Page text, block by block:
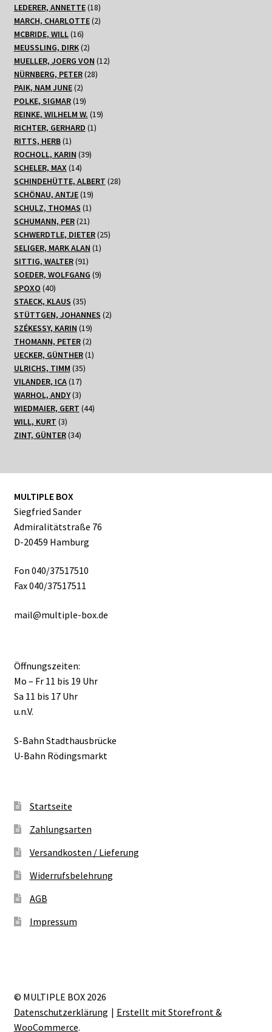
Produkte
LEDERER, ANNETTE 1818
Produkte
MARCH, CHARLOTTE 22
MCBRIDE, WILL 1616
Produkte
MEUSSLING, DIRK 22
Produkte
MUELLER, JOERG VON 1212
NÜRNBERG, PETER 2828
PAIK, NAM JUNE 22
Produkte
POLKE, SIGMAR 1919
Produkte
REINKE, WILHELM W. 1919
RICHTER, GERHARD 11
RITTS, HERB 11
Produkt
ROCHOLL, KARIN 3939
SCHELER, MAX 1414
Produkte
SCHINDEHÜTTE, ALBERT 2828
SCHÖNAU, ANTJE 1919
Produkte
SCHULZ, THOMAS 11
Produkt
SCHUMANN, PER 2121
Produkte
SCHWERDTLE, DIETER 2525
SELIGER, MARK ALAN 11
SITTIG, WALTER 9191
Produkte
SOEDER, WOLFGANG 99
SPOXO 4040
Produkte
STAECK, KLAUS 3535
Produkte
STÜTTGEN, JOHANNES 22
SZÉKESSY, KARIN 1919
Produkte
THOMANN, PETER 22
Produkte
UECKER, GÜNTHER 11
ULRICHS, TIMM 3535
VILANDER, ICA 1717
Produkte
WARHOL, ANDY 33
Produkte
WIEDMAIER, GERT 4444
WILL, KURT 33
Produkte
ZINT, GÜNTER 3434
MULTIPLE BOX
Siegfried Sander
Admiralitätstraße 76
D-20459 Hamburg
Fon 040/37517510
Fax 040/37517511
mail@multiple-box.de
Öffnungszeiten:
Mo – Fr 11 bis 19 Uhr
Sa 11 bis 17 Uhr
u.n.V.
S-Bahn Stadthausbrücke
U-Bahn Rödingsmarkt
Startseite
Zahlungsarten
Versandkosten / Lieferung
Widerrufsbelehrung
AGB
Impressum
© MULTIPLE BOX 2026
Datenschutzerklärung
Erstellt mit Storefront &
WooCommerce.